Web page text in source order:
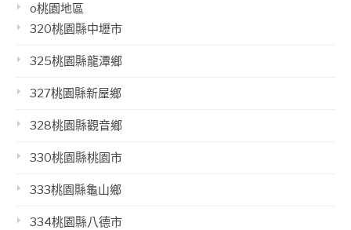
o桃園地區
320桃園縣中壢市
325桃園縣龍潭鄉
327桃園縣新屋鄉
328桃園縣觀音鄉
330桃園縣桃園市
333桃園縣龜山鄉
334桃園縣八德市